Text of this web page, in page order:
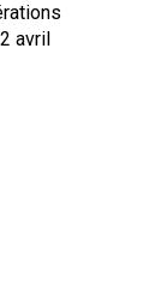
avril